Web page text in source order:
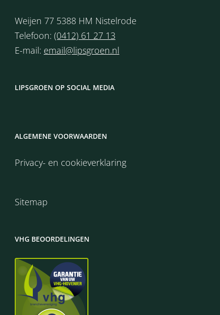
Weijen 77 5388 HM Nistelrode
Telefoon: (0412) 61 27 13
E-mail: email@lipsgroen.nl
LIPSGROEN OP SOCIAL MEDIA
ALGEMENE VOORWAARDEN
Privacy- en cookieverklaring
Sitemap
VHG BEOORDELINGEN